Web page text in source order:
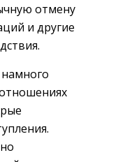
отмену
и другие
намного